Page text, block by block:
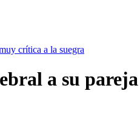
crítica a la suegra
a su